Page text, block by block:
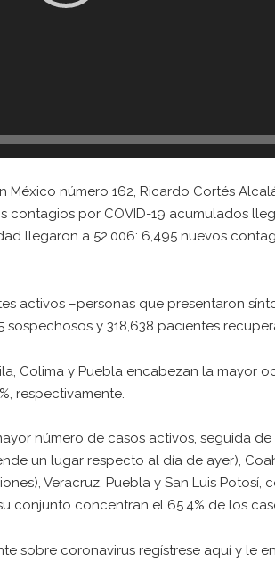
México número 162, Ricardo Cortés
por COVID-19 acumulados
llegaron a 52,006: 6,495 nuevos
activos –personas que presentaron
sospechosos y 318,638 pacientes
Colima y Puebla encabezan la mayor
respectivamente.
número de casos activos, seguida de
un lugar respecto al día de ayer),
Veracruz, Puebla y San Luis Potosí,
conjunto concentran el 65.4% de los
sobre coronavirus regístrese aquí y le